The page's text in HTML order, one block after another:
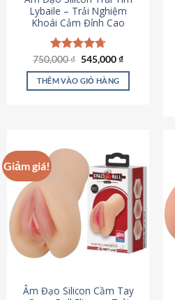
Lybaile – Trải Nghiệm
Khoái Cảm Đỉnh Cao
Được xếp
hạng4.70
5 sao
750,000₫ Giá
là:
750,000 ₫.
545,000₫Giá
tại
545,000 ₫.
THÊM VÀO GIỎ HÀNG
Giảm giá!
Âm Đạo Silicon Cầm Tay